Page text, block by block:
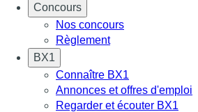
Concours
Nos concours
Règlement
BX1
Connaître BX1
Annonces et offres d'emploi
Regarder et écouter BX1